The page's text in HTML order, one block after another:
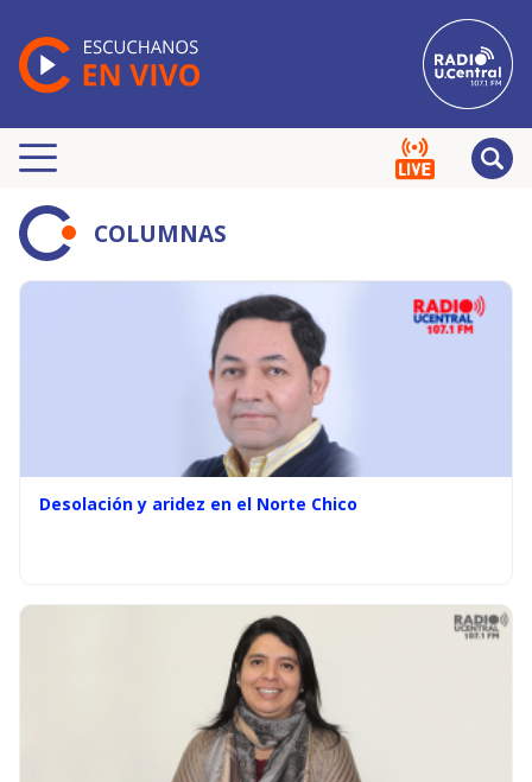
COLUMNAS
Desolación y aridez en el Norte Chico